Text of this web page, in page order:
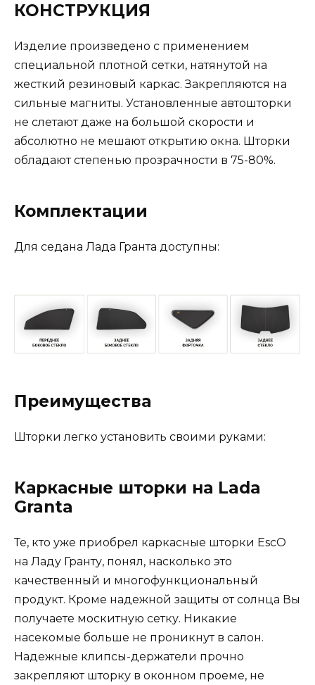
КОНСТРУКЦИЯ
Изделие произведено с применением
специальной плотной сетки, натянутой на
жесткий резиновый каркас. Закрепляются на
сильные магниты. Установленные автошторки
не слетают даже на большой скорости и
абсолютно не мешают открытию окна. Шторки
обладают степенью прозрачности в 75-80%.
Комплектации
Для седана Лада Гранта доступны:
Преимущества
Шторки легко установить своими руками:
Каркасные шторки на Lada
Granta
Те, кто уже приобрел каркасные шторки EscO
на Ладу Гранту, понял, насколько это
качественный и многофункциональный
продукт. Кроме надежной защиты от солнца Вы
получаете москитную сетку. Никакие
насекомые больше не проникнут в салон.
Надежные клипсы-держатели прочно
закрепляют шторку в оконном проеме, не